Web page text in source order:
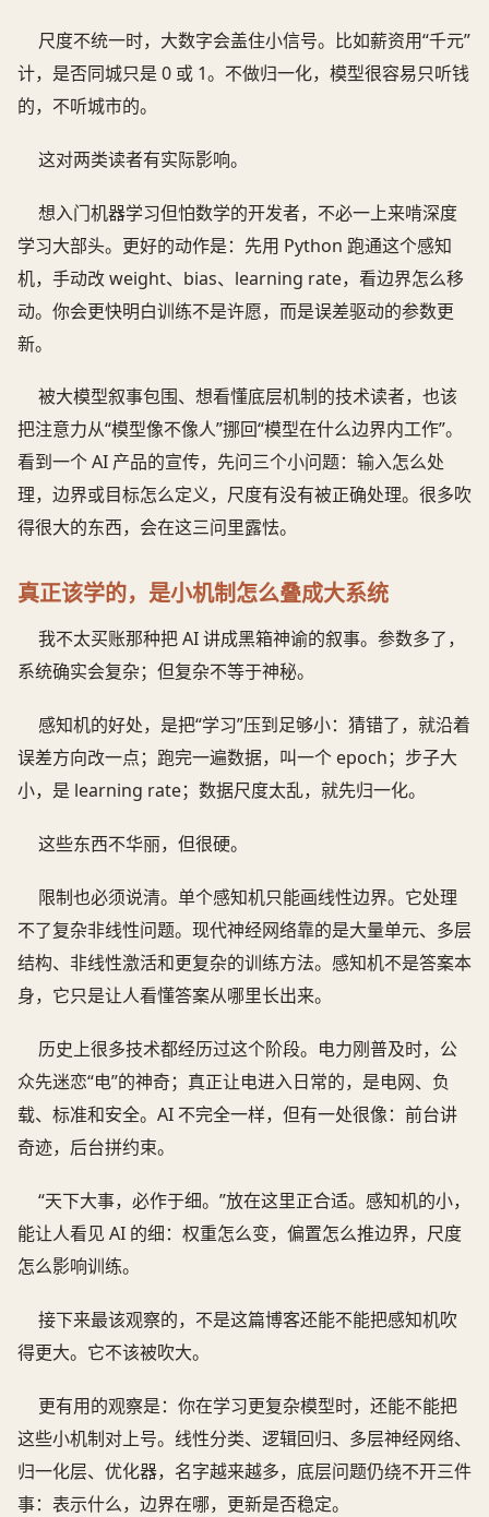
尺度不统一时，大数字会盖住小信号。比如薪资用“千元”
计，是否同城只是 0 或 1。不做归一化，模型很容易只听钱
的，不听城市的。
这对两类读者有实际影响。
想入门机器学习但怕数学的开发者，不必一上来啃深度
学习大部头。更好的动作是：先用 Python 跑通这个感知
机，手动改 weight、bias、learning rate，看边界怎么移
动。你会更快明白训练不是许愿，而是误差驱动的参数更
新。
被大模型叙事包围、想看懂底层机制的技术读者，也该
把注意力从“模型像不像人”挪回“模型在什么边界内工作”。
看到一个 AI 产品的宣传，先问三个小问题：输入怎么处
理，边界或目标怎么定义，尺度有没有被正确处理。很多吹
得很大的东西，会在这三问里露怯。
真正该学的，是小机制怎么叠成大系统
我不太买账那种把 AI 讲成黑箱神谕的叙事。参数多了，
系统确实会复杂；但复杂不等于神秘。
感知机的好处，是把“学习”压到足够小：猜错了，就沿着
误差方向改一点；跑完一遍数据，叫一个 epoch；步子大
小，是 learning rate；数据尺度太乱，就先归一化。
这些东西不华丽，但很硬。
限制也必须说清。单个感知机只能画线性边界。它处理
不了复杂非线性问题。现代神经网络靠的是大量单元、多层
结构、非线性激活和更复杂的训练方法。感知机不是答案本
身，它只是让人看懂答案从哪里长出来。
历史上很多技术都经历过这个阶段。电力刚普及时，公
众先迷恋“电”的神奇；真正让电进入日常的，是电网、负
载、标准和安全。AI 不完全一样，但有一处很像：前台讲
奇迹，后台拼约束。
“天下大事，必作于细。”放在这里正合适。感知机的小，
能让人看见 AI 的细：权重怎么变，偏置怎么推边界，尺度
怎么影响训练。
接下来最该观察的，不是这篇博客还能不能把感知机吹
得更大。它不该被吹大。
更有用的观察是：你在学习更复杂模型时，还能不能把
这些小机制对上号。线性分类、逻辑回归、多层神经网络、
归一化层、优化器，名字越来越多，底层问题仍绕不开三件
事：表示什么，边界在哪，更新是否稳定。